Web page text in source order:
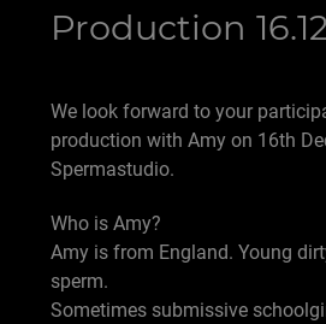
Production
We look forward to your
production with Amy on 16th
Spermastudio.
Who is Amy?
Amy is from England. Young
sperm.
Sometimes submissive